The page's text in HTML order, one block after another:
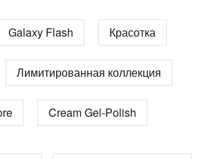
Galaxy Flash Красотка
Лимитированная коллекция
Cream Gel-Polish